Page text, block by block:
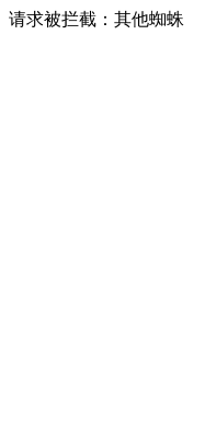
请求被拦截：其他蜘蛛